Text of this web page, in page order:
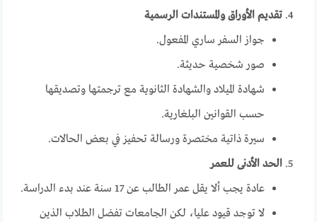
تقديم الأوراق والمستندات الرسمية
جواز السفر ساري المفعول.
صور شخصية حديثة.
شهادة الميلاد والشهادة الثانوية مع ترجمتها وتصديقها
حسب القوانين البلغارية.
سيرة ذاتية مختصرة ورسالة تحفيز في بعض الحالات.
الحد الأدنى للعمر
عادة يجب ألا يقل عمر الطالب عن 17 سنة عند بدء الدراسة.
لا توجد قيود عليا، لكن الجامعات تفضل الطلاب الذين